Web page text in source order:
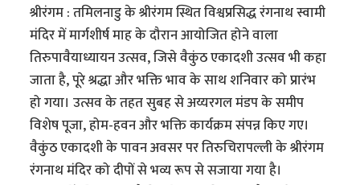
श्रीरंगम : तमिलनाडु के श्रीरंगम स्थित विश्वप्रसिद्ध रंगनाथ स्वामी
मंदिर में मार्गशीर्ष माह के दौरान आयोजित होने वाला
तिरुपावैयाध्यायन उत्सव, जिसे वैकुंठ एकादशी उत्सव भी कहा
जाता है, पूरे श्रद्धा और भक्ति भाव के साथ शनिवार को प्रारंभ
हो गया। उत्सव के तहत सुबह से अय्यरगल मंडप के समीप
विशेष पूजा, होम-हवन और भक्ति कार्यक्रम संपन्न किए गए।
वैकुंठ एकादशी के पावन अवसर पर तिरुचिरापल्ली के श्रीरंगम
रंगनाथ मंदिर को दीपों से भव्य रूप से सजाया गया है।